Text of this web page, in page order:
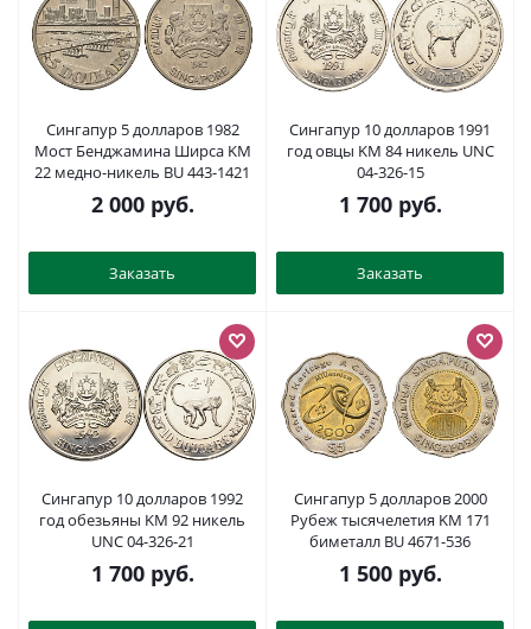
Сингапур 5 долларов 1982
Мост Бенджамина Ширса KM
22 медно-никель BU 443-1421
2 000руб.
Заказать
Сингапур 10 долларов 1991
год овцы KM 84 никель UNC
04-326-15
1 700руб.
Заказать
Сингапур 10 долларов 1992
год обезьяны KM 92 никель
UNC 04-326-21
1 700руб.
Сингапур 5 долларов 2000
Рубеж тысячелетия KM 171
биметалл BU 4671-536
1 500руб.